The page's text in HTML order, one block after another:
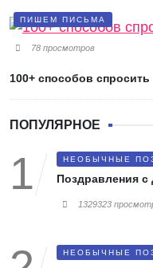
ПИШЕМ ПИСЬМА
78 просмотров
100+ способов
ПОПУЛЯРНОЕ
НЕОБЫЧНЫЕ
Поздравления
1329323
НЕОБЫЧНЫЕ